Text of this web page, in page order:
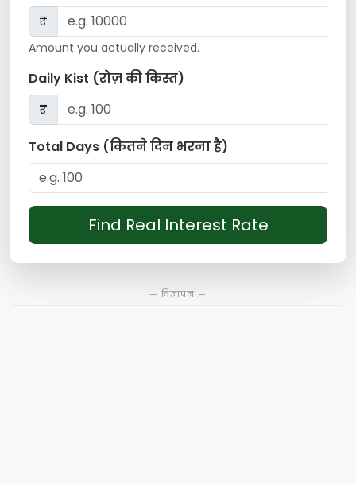
₹
Amount you actually received.
Daily Kist (रोज़ की किस्त)
₹
Total Days (कितने दिन भरना है)
Find Real Interest Rate
— विज्ञापन —